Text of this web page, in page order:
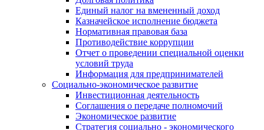
Единый налог на вмененный доход
Казначейское исполнение бюджета
Нормативная правовая база
Противодействие коррупции
Отчет о проведении специальной оценки
условий труда
Информация для предпринимателей
Социально-экономическое развитие
Инвестиционная деятельность
Соглашения о передаче полномочий
Экономическое развитие
Стратегия социально - экономического